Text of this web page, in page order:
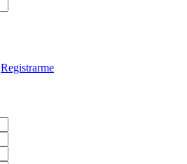
Registrarme